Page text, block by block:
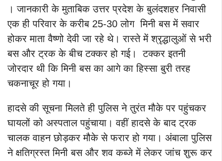
। जानकारी के मुताबिक उत्तर प्रदेश के बुलंदशहर निवासी
एक ही परिवार के करीब 25-30 लोग मिनी बस में सवार
होकर माता वैष्णो देवी जा रहे थे। रास्ते में श्रृद्धालुओं से भरी
बस और ट्रक के बीच टक्कर हो गई। टक्कर इतनी
जोरदार थी कि मिनी बस का आगे का हिस्सा बुरी तरह
चकनाचूर हो गया।
हादसे की सूचना मिलते ही पुलिस ने तुरंत मौके पर पहुंचकर
घायलों को अस्पताल पहुंचाया। वहीं हादसे के बाद ट्रक
चालक वाहन छोड़कर मौके से फरार हो गया। अंबाला पुलिस
ने क्षतिग्रस्त मिनी बस और शव कब्जे में लेकर जांच शुरू कर